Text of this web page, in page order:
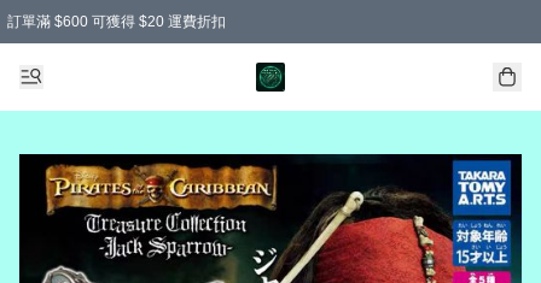
訂單滿 $600 可獲得 $20 運費折扣